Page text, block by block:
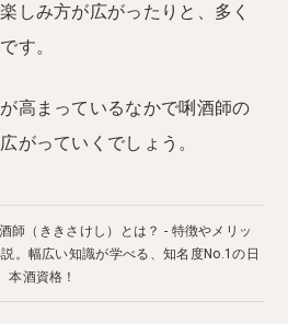
しみ方が広がったりと、多く
す。
高まっているなかで唎酒師の
がっていくでしょう。
師（ききさけし）とは？ - 特徴やメリッ
。幅広い知識が学べる、知名度No.1の日
本酒資格！